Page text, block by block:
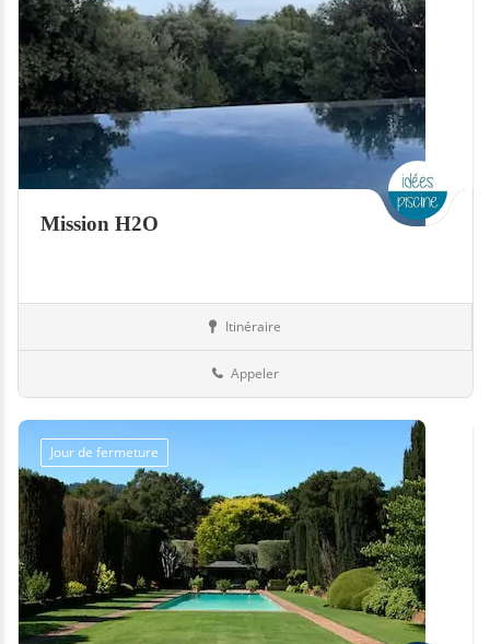
Mission H2O
Itinéraire
Appeler
Jour de fermeture